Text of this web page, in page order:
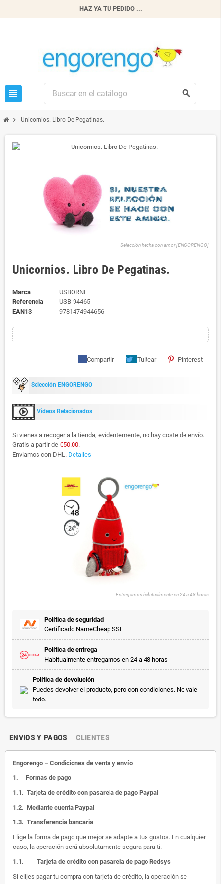
HAZ YA TU PEDIDO ...
view_headline search
chevron_right Unicornios. Libro De Pegatinas.
Selección hecha con amor [ENGORENGO]
Unicornios. Libro De Pegatinas.
Marca
USBORNE
Referencia
USB-94465
EAN13
9781474944656
Compartir Tuitear Pinterest
Selección ENGORENGO
Videos Relacionados
Si vienes a recoger a la tienda, evidentemente, no hay coste de envío.
Gratis a partir de €50.00.
Enviamos con DHL. Detalles
Entregamos habitualmente en 24 a 48 horas
Política de seguridad
Certificado NameCheap SSL
Política de entrega
Habitualmente entregamos en 24 a 48 horas
Política de devolución
Puedes devolver el producto, pero con condiciones. No vale
todo.
ENVIOS Y PAGOS CLIENTES
Engorengo – Condiciones de venta y envío
1. Formas de pago
1.1. Tarjeta de crédito con pasarela de pago Paypal
1.2. Mediante cuenta Paypal
1.3. Transferencia bancaria
Elige la forma de pago que mejor se adapte a tus gustos. En cualquier
caso, la operación será absolutamente segura para ti.
1.1. Tarjeta de crédito con pasarela de pago Redsys
Si elijes pagar tu compra con tarjeta de crédito, la operación se